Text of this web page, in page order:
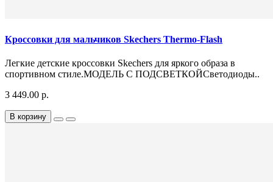
Кроссовки для мальчиков Skechers Thermo-Flash
Легкие детские кроссовки Skechers для яркого образа в
спортивном стиле.МОДЕЛЬ С ПОДСВЕТКОЙСветодиоды..
3 449.00 р.
В корзину